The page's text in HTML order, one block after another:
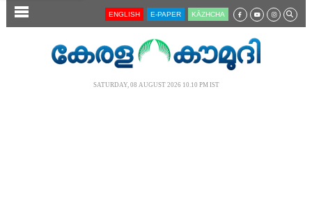
SECTIONS ENGLISH E-PAPER KĀZHCHA
SATURDAY, 08 AUGUST 2026 10.10 PM IST